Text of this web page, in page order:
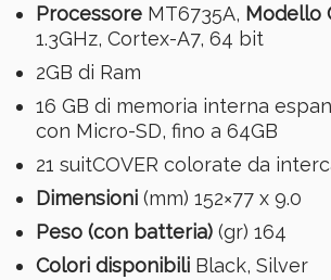
Processore MT6735A, Modello
1.3GHz, Cortex-A7, 64 bit
2GB di Ram
16 GB di memoria interna
con Micro-SD, fino a 64GB
21 suitCOVER colorate da
Dimensioni (mm) 152×77 x 9.0
Peso (con batteria) (gr) 164
Colori disponibili Black, Silver